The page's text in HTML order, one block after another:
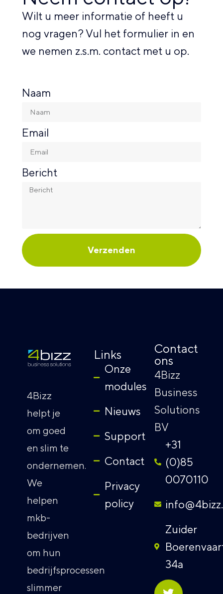
Wilt u meer informatie of heeft u
nog vragen? Vul het formulier in en
we nemen z.s.m. contact met u op.
Naam
Email
Bericht
Verzenden
4Bizz
helpt je
om goed
en slim te
ondernemen.
We
helpen
mkb-
bedrijven
om hun
bedrijfsprocessen
slimmer
Links
Onze
modules
Nieuws
Support
Contact
Privacy
policy
Contact
ons
4Bizz
Business
Solutions
BV
+31
(0)85
0070110
Zuider
34a